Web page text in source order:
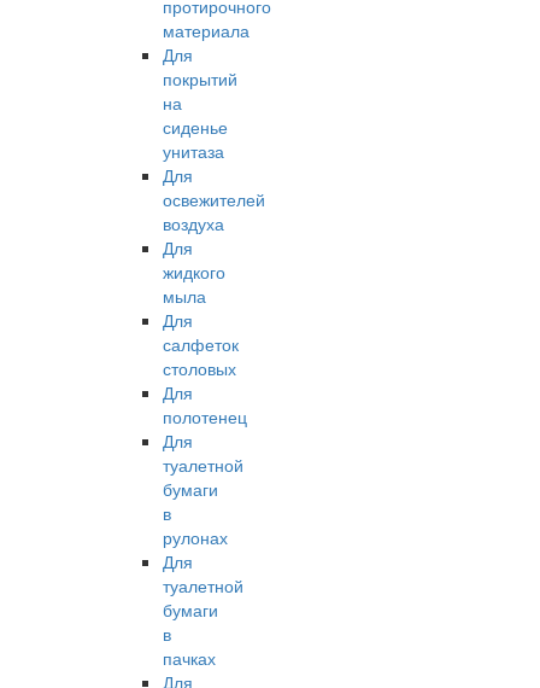
протирочного
материала
Для
покрытий
на
сиденье
унитаза
Для
освежителей
воздуха
Для
жидкого
мыла
Для
салфеток
столовых
Для
полотенец
Для
туалетной
бумаги
в
рулонах
Для
туалетной
бумаги
в
пачках
Для